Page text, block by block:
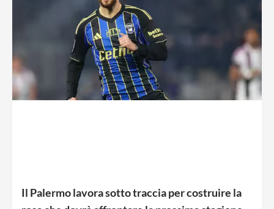
Il Palermo lavora sotto traccia per costruire la